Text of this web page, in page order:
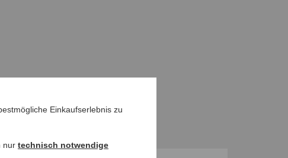
Einkaufserlebnis zu
nur technisch notwendige